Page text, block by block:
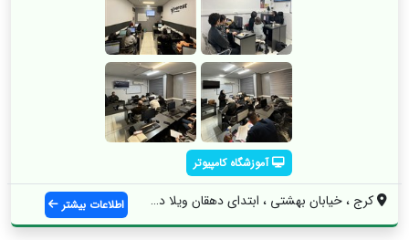
آموزشگاه کامپیوتر
کرج ، خیابان بهشتی ، ابتدای دهقان ویلا د... اطلاعات بیشتر